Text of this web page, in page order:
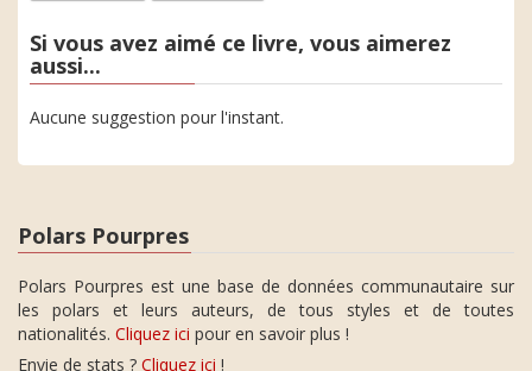
Si vous avez aimé ce livre, vous aimerez
aussi...
Aucune suggestion pour l'instant.
Polars Pourpres
Polars Pourpres est une base de données communautaire sur
les polars et leurs auteurs, de tous styles et de toutes
nationalités. Cliquez ici pour en savoir plus !
Envie de stats ? Cliquez ici !